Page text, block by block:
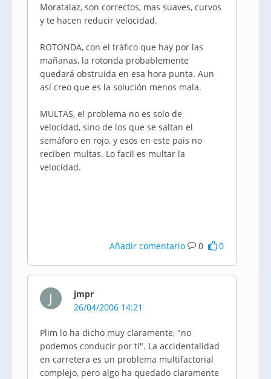
Moratalaz, son correctos, mas suaves, curvos
y te hacen reducir velocidad.
ROTONDA, con el tráfico que hay por las
mañanas, la rotonda probablemente
quedará obstruida en esa hora punta. Aun
así creo que es la solución menos mala.
MULTAS, el problema no es solo de
velocidad, sino de los que se saltan el
semáforo en rojo, y esos en este pais no
reciben multas. Lo facil es multar la
velocidad.
Añadir comentario 0 0
J
jmpr
26/04/2006 14:21
Plim lo ha dicho muy claramente, "no
podemos conducir por ti". La accidentalidad
en carretera es un problema multifactorial
complejo, pero algo ha quedado claramente